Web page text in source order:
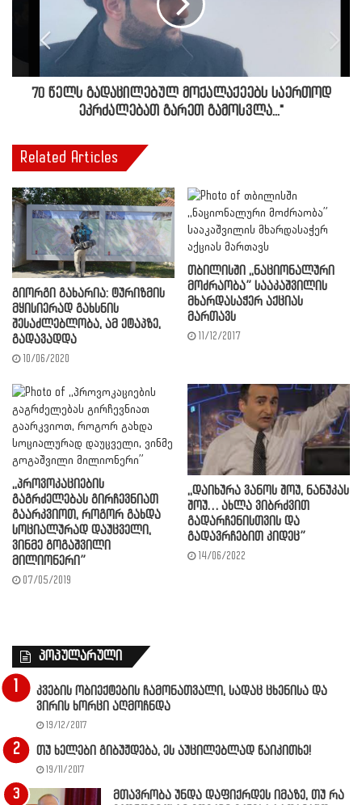
70 წელს გადაცილებულ მოქალაქეებს საერთოდ
ეკრძალებათ გარეთ გამოსვლა..."
Related Articles
გიორგი გახარია: ტურიზმის
მყისიერად გახსნის
შესაძლებლობა, ამ ეტაპზე,
გადავადდა
10/06/2020
თბილისში ,,ნაციონალური
მოძრაობა” სააკაშვილის
მხარდასაჭერ აქციას
მართავს
11/12/2017
,,პროვოკაციების
გაგრძელებას გირჩევნიათ
გაარკვიოთ, როგორ გახდა
სოციალურად დაუცველი,
ვინმე გოგაშვილი
მილიონერი”
07/05/2019
,,დაიხურა ვანოს შოუ, ნანუკას
შოუ… ახლა ვიბრძვით
გადარჩენისთვის და
გადავრჩებით კიდეც”
14/06/2022
პოპულარული
კვების ობიექტების ჩამონათვალი, სადაც ცხენისა და
ვირის ხორცი აღმოჩნდა
19/12/2017
თუ ხელები გიბუჟდება, ეს აუცილებლად წაიკითხე!
19/11/2017
მთავრობა უნდა დაფიქრდეს იმაზე, თუ რა